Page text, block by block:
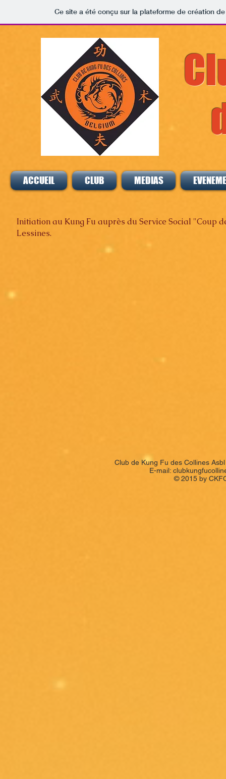
Ce site a été conçu sur la plateforme de création
ACCUEIL CLUB MEDIAS
Initiation au Kung Fu auprès du Service Social "Coup
Lessines.
Club de Kung Fu des Collines
E-mail:
© 2015 by